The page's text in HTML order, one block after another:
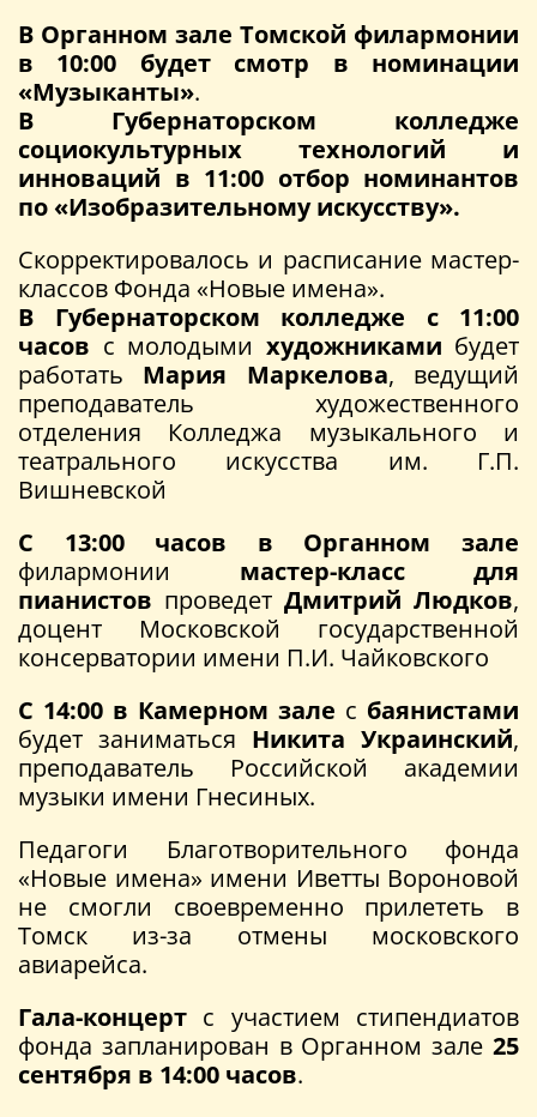
В Органном зале Томской филармонии
в 10:00 будет смотр в номинации
«Музыканты».
В Губернаторском колледже
социокультурных технологий и
инноваций в 11:00 отбор номинантов
по «Изобразительному искусству».
Скорректировалось и расписание мастер-
классов Фонда «Новые имена».
В Губернаторском колледже с 11:00
часов с молодыми художниками будет
работать Мария Маркелова, ведущий
преподаватель художественного
отделения Колледжа музыкального и
театрального искусства им. Г.П.
Вишневской
С 13:00 часов в Органном зале
филармонии мастер-класс для
пианистов проведет Дмитрий Людков,
доцент Московской государственной
консерватории имени П.И. Чайковского
С 14:00 в Камерном зале с баянистами
будет заниматься Никита Украинский,
преподаватель Российской академии
музыки имени Гнесиных.
Педагоги Благотворительного фонда
«Новые имена» имени Иветты Вороновой
не смогли своевременно прилететь в
Томск из-за отмены московского
авиарейса.
Гала-концерт с участием стипендиатов
фонда запланирован в Органном зале 25
сентября в 14:00 часов.